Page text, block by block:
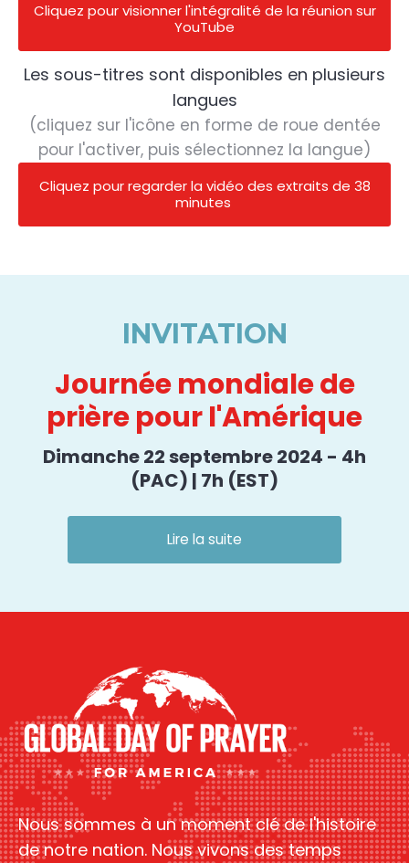
Cliquez pour visionner l'intégralité de la réunion sur
YouTube
Les sous-titres sont disponibles en plusieurs
langues
(cliquez sur l'icône en forme de roue dentée
pour l'activer, puis sélectionnez la langue)
Cliquez pour regarder la vidéo des extraits de 38
minutes
INVITATION
Journée mondiale de
prière pour l'Amérique
Dimanche 22 septembre 2024 - 4h
(PAC) | 7h (EST)
Lire la suite
Nous sommes à un moment clé de l'histoire
de notre nation. Nous vivons des temps